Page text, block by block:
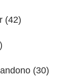
(42)
(30)